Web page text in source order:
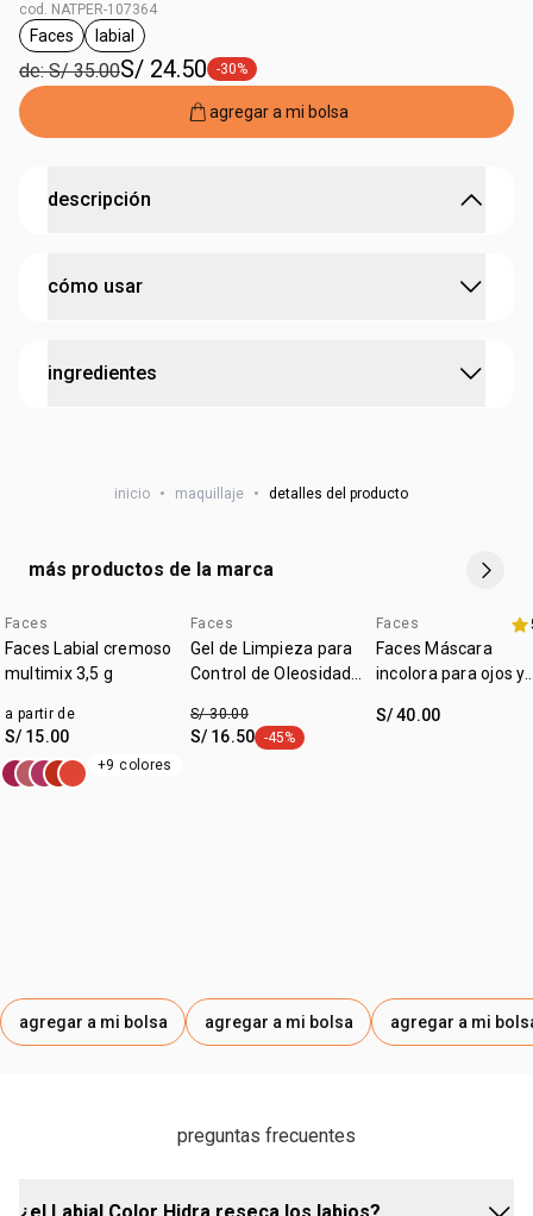
cod. NATPER-107364
etiqueta Faces
Faces
etiqueta labial
labial
de: S/ 35.00S/ 24.50 etiqueta -30%
-30%
agregar a mi bolsa
descripción
• colores vivos y seductores
• alta cobertura
• cruelty free
cómo usar
aplicando capas de diferentes colores para crear nuevos
ingredientes
inicio • maquillaje • detalles del producto
más productos de la marca
Faces
Faces Labial cremoso
multimix 3,5 g
a partir de
S/ 15.00
+9 colores
agregar a mi bolsa
Faces
Gel de Limpieza para
Control de Oleosidad
S/ 30.00
S/ 16.50 etiqueta -45%
-45%
agregar a mi bolsa
hasta 40% off
Faces
Faces Máscara
incolora para ojos y
S/ 40.00
agregar a mi
preguntas frecuentes